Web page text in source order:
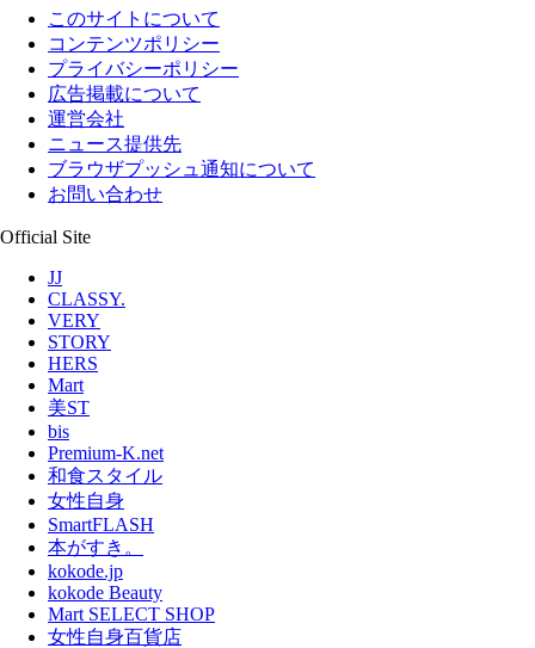
このサイトについて
コンテンツポリシー
プライバシーポリシー
広告掲載について
運営会社
ニュース提供先
ブラウザプッシュ通知について
お問い合わせ
Official Site
JJ
CLASSY.
VERY
STORY
HERS
Mart
美ST
bis
Premium-K.net
和食スタイル
女性自身
SmartFLASH
本がすき。
kokode.jp
kokode Beauty
Mart SELECT SHOP
女性自身百貨店